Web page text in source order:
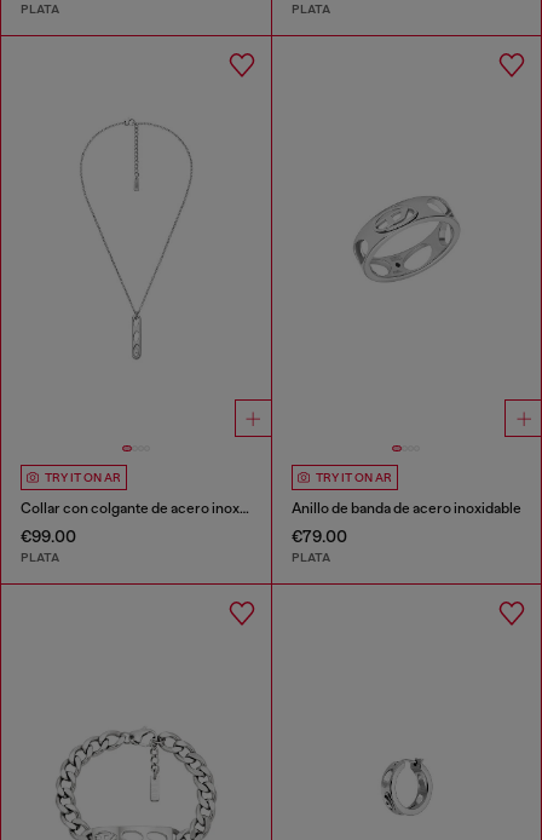
PLATA PLATA
TRY IT ON AR
Collar con colgante de acero inoxidable
€99.00
PLATA
TRY IT ON AR
Anillo de banda de acero inoxidable
€79.00
PLATA